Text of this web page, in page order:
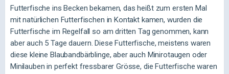
Futterfische ins Becken bekamen, das heißt zum ersten Mal
mit natürlichen Futterfischen in Kontakt kamen, wurden die
Futterfische im Regelfall so am dritten Tag genommen, kann
aber auch 5 Tage dauern. Diese Futterfische, meistens waren
diese kleine Blaubandbärblinge, aber auch Minirotaugen oder
Minilauben in perfekt fressbarer Grösse, die Futterfische waren